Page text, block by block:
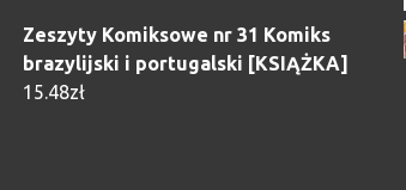
Zeszyty Komiksowe nr 31 Komiks
brazylijski i portugalski [KSIĄŻKA]
15.48zł